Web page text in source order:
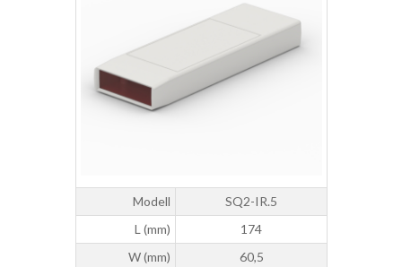
Modell
SQ2-IR.5
L (mm)
174
W (mm)
60,5